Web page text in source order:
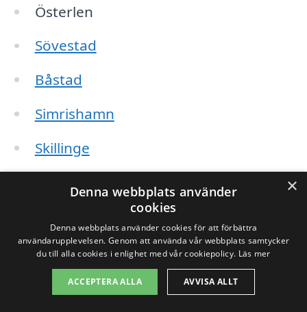
Österlen
Sövestad
Båstad
Simrishamn
Skillinge
Glimminge
När du letar efter företag för
×
Denna webbplats använder
cookies
Denna webbplats använder cookies för att förbättra
användarupplevelsen. Genom att använda vår webbplats samtycker
du till alla cookies i enlighet med vår cookiepolicy. Läs mer
ACCEPTERA ALLA AVVISA ALLT